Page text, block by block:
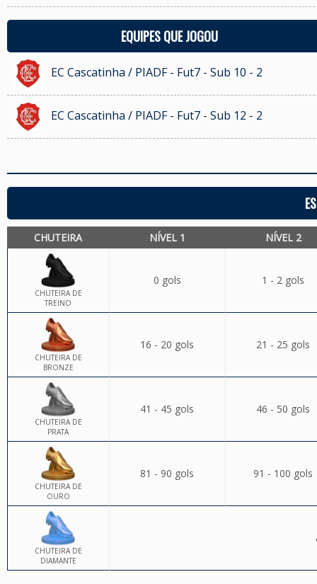
EQUIPES QUE JOGOU
EC Cascatinha / PIADF - Fut7 - Sub 10 - 2
EC Cascatinha / PIADF - Fut7 - Sub 12 - 2
CHUTEIRA NÍVEL 1 NÍVEL 2
CHUTEIRA DE
TREINO
0 gols 1 - 2 gols
CHUTEIRA DE
BRONZE
16 - 20 gols 21 - 25 gols
CHUTEIRA DE
PRATA
41 - 45 gols 46 - 50 gols
CHUTEIRA DE
OURO
81 - 90 gols 91 - 100 gols
CHUTEIRA DE
DIAMANTE